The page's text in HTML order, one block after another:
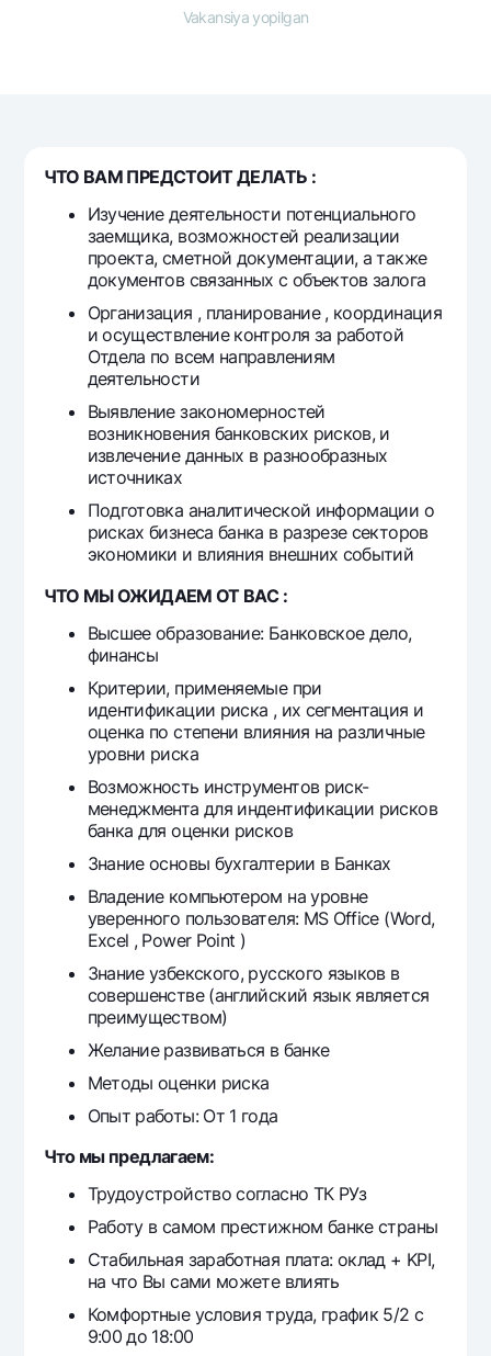
Kumush omonat
Ish haqi
Milliy mobil ilovasi
Ko'p beriladigan savollar
Sayt bo‘yicha qidiring
Qidirish
Foydali havolalar
Ko'p beriladigan savollar
Matbuot markazi
Ofis va bankomatlar
Shaxsiy ma'lumotlarni qayta ishlashga rozilik berish
Bizni ijtimoiy tarmoqlarda kuzatib boring
Aloqa markazi
+998 78 148-00-10
Vakansiya yopilgan
ЧТО ВАМ ПРЕДСТОИТ ДЕЛАТЬ :
Изучение деятельности потенциального
заемщика, возможностей реализации
проекта, сметной документации, а также
документов связанных с объектов залога
Организация , планирование , координация
и осуществление контроля за работой
Отдела по всем направлениям
деятельности
Выявление закономерностей
возникновения банковских рисков, и
извлечение данных в разнообразных
источниках
Подготовка аналитической информации о
рисках бизнеса банка в разрезе секторов
экономики и влияния внешних событий
ЧТО МЫ ОЖИДАЕМ ОТ ВАС :
Высшее образование: Банковское дело,
финансы
Критерии, применяемые при
идентификации риска , их сегментация и
оценка по степени влияния на различные
уровни риска
Возможность инструментов риск-
менеджмента для индентификации рисков
банка для оценки рисков
Знание основы бухгалтерии в Банках
Владение компьютером на уровне
уверенного пользователя: MS Office (Word,
Excel , Power Point )
Знание узбекского, русского языков в
совершенстве (английский язык является
преимуществом)
Желание развиваться в банке
Методы оценки риска
Опыт работы: От 1 года
Что мы предлагаем:
Трудоустройство согласно ТК РУз
Работу в самом престижном банке страны
Стабильная заработная плата: оклад + KPI,
на что Вы сами можете влиять
Комфортные условия труда, график 5/2 с
9:00 до 18:00